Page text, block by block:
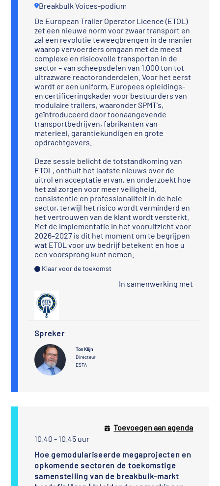
Breakbulk Voices-podium
De European Trailer Operator Licence (ETOL)
zet een nieuwe norm voor zwaar transport en
zal een revolutie teweegbrengen in de manier
waarop vervoerders omgaan met de meest
complexe en risicovolle transporten in de
sector – van scheepsdelen van 1.000 ton tot
ultrazware reactoronderdelen. Voor het eerst
wordt er een uniform, Europees opleidings-
en certificeringskader voor bestuurders van
modulaire trailers, waaronder SPMT's,
geïntroduceerd door toonaangevende
transportbedrijven, fabrikanten van
materieel, garantiekundigen en grote
opdrachtgevers.
Deze sessie belicht de totstandkoming van
ETOL, onthult het laatste nieuws over de
uitrol en acceptatie ervan, en onderzoekt hoe
het zal zorgen voor meer veiligheid,
consistentie en professionaliteit in de hele
sector, terwijl het risico wordt verminderd en
het vertrouwen van de klant wordt versterkt.
Met de implementatie in het vooruitzicht voor
2026–2027 is dit het moment om te begrijpen
wat ETOL voor uw bedrijf betekent en hoe u
een voorsprong kunt nemen.
Klaar voor de toekomst
In samenwerking met
Spreker
Ton Klijn
Directeur
ESTA
10.40 - 10.45 uur
Hoe gemodulariseerde megaprojecten en
opkomende sectoren de toekomstige
samenstelling van de breakbulk-markt
Toevoegen aan agenda